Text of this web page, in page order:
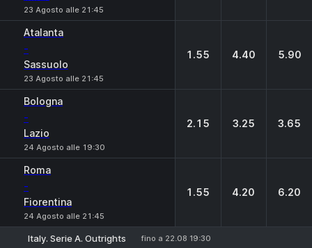
23 Agosto alle 21:45
Atalanta
-
Sassuolo
23 Agosto alle 21:45
1.55 4.40 5.90
Bologna
-
Lazio
24 Agosto alle 19:30
2.15 3.25 3.65
Roma
-
Fiorentina
24 Agosto alle 21:45
1.55 4.20 6.20
Italy. Serie A. Outrights fino a 22.08 19:30